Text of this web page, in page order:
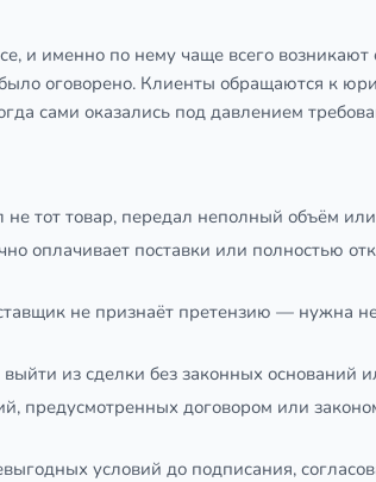
и именно по нему чаще всего
оговорено. Клиенты обращаются к
сами оказались под давлением
не тот товар, передал неполный объём
оплачивает поставки или полностью
не признаёт претензию — нужна
из сделки без законных оснований
предусмотренных договором или
условий до подписания,